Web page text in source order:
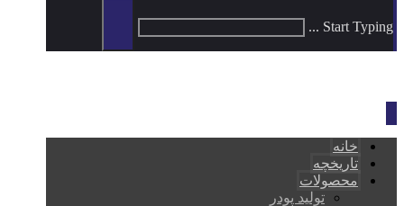
Start Typing ...
خانه
تاریخچه
محصولات
تولید پودر